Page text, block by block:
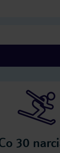
30